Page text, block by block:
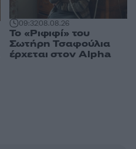
09:3208.08.26
Το «Ριφιφί» του
Σωτήρη Τσαφούλια
έρχεται στον Alpha